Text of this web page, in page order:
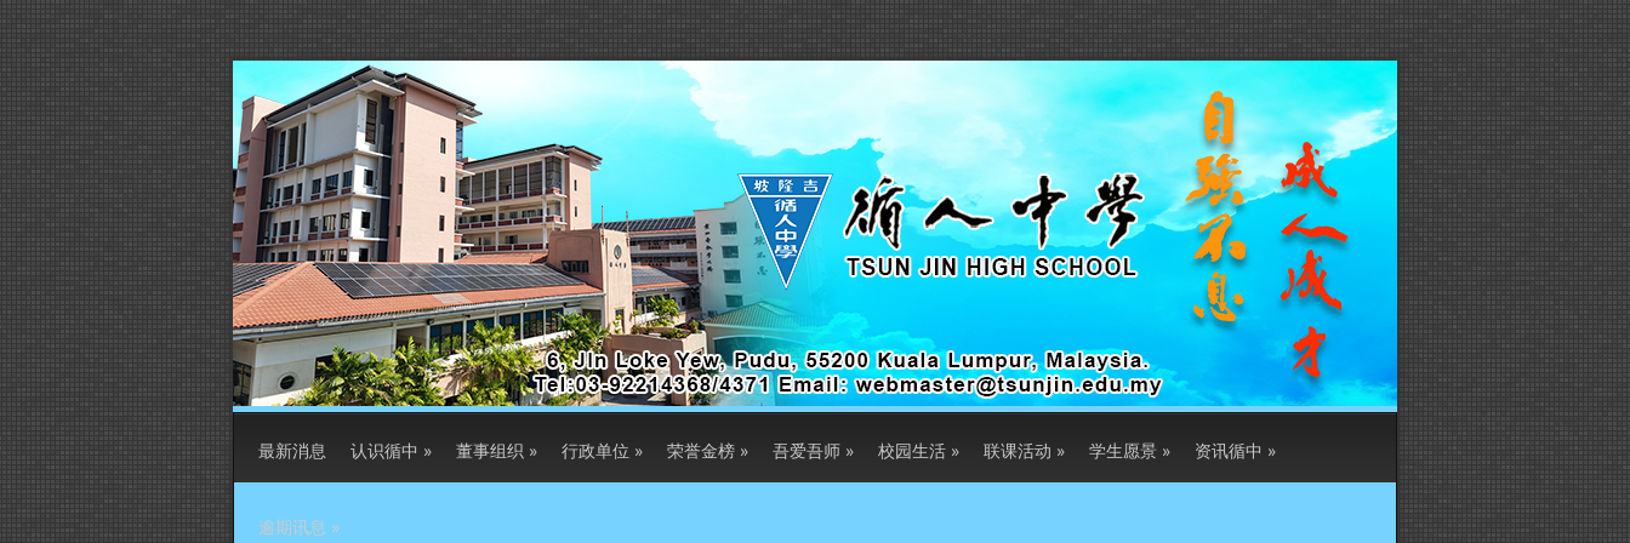
最新消息 认识循中 » 董事组织 » 行政单位 » 荣誉金榜 » 吾爱吾师 » 校园生活 » 联课活动 » 学生愿景 » 资讯循中 »
逾期讯息 »